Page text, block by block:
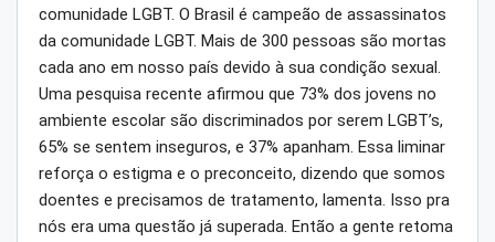
comunidade LGBT. O Brasil é campeão de assassinatos
da comunidade LGBT. Mais de 300 pessoas são mortas
cada ano em nosso país devido à sua condição sexual.
Uma pesquisa recente afirmou que 73% dos jovens no
ambiente escolar são discriminados por serem LGBT’s,
65% se sentem inseguros, e 37% apanham. Essa liminar
reforça o estigma e o preconceito, dizendo que somos
doentes e precisamos de tratamento, lamenta. Isso pra
nós era uma questão já superada. Então a gente retoma